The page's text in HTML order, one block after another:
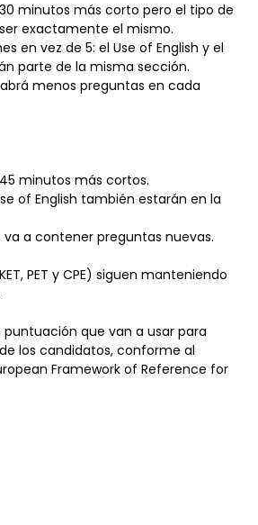
minutos más corto pero el tipo de
exactamente el mismo.
en vez de 5: el Use of English y el
parte de la misma sección.
menos preguntas en cada
minutos más cortos.
of English también estarán en la
va a contener preguntas nuevas.
PET y CPE) siguen manteniendo
puntuación que van a usar para
los candidatos, conforme al
Framework of Reference for